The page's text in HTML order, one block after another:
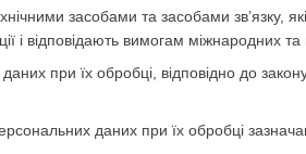
засобами та засобами зв’язку,
відповідають вимогам міжнародних та
при їх обробці, відповідно до
даних при їх обробці